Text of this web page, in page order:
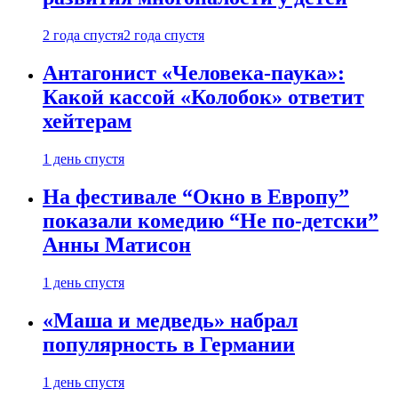
2 года спустя2 года спустя
Антагонист «Человека-паука»:
Какой кассой «Колобок» ответит
хейтерам
1 день спустя
На фестивале “Окно в Европу”
показали комедию “Не по-детски”
Анны Матисон
1 день спустя
«Маша и медведь» набрал
популярность в Германии
1 день спустя